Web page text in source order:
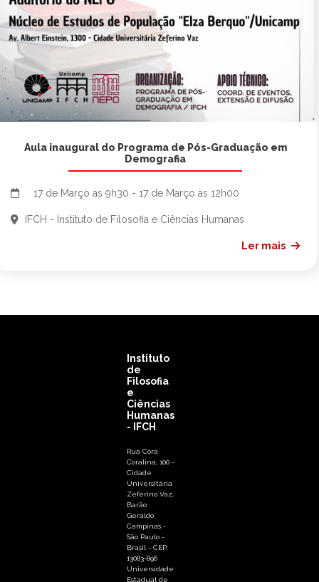
Aula inaugural do Programa de Pós-Graduação em
Demografia
17 de Março às 9h30 - 17 de Março às 12h00
IFCH - Instituto de Filosofia e Ciências Humanas
Ler mais
Instituto
de
Filosofia
e
Ciências
Humanas
- IFCH
Rua Cora
Coralina, 100 -
Cidade
Universitária
Zeferino Vaz,
Barão
Geraldo
Campinas -
São Paulo -
Brasil - CEP:
13083-896
Universidade
Estadual de